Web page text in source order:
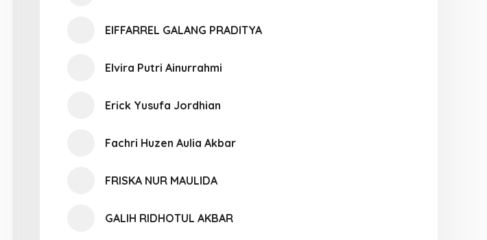
EIFFARREL GALANG PRADITYA
Elvira Putri Ainurrahmi
Erick Yusufa Jordhian
Fachri Huzen Aulia Akbar
FRISKA NUR MAULIDA
GALIH RIDHOTUL AKBAR